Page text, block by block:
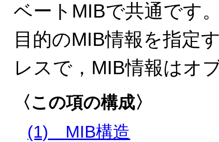
ベートMIBで共通です
目的のMIB情報を指定
レスで，MIB情報はオ
〈この項の構成〉
(1) MIB構造